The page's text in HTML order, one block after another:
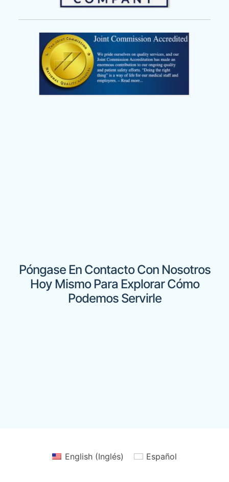
Póngase En Contacto Con Nosotros
Hoy Mismo Para Explorar Cómo
Podemos Servirle
English(Inglés) Español